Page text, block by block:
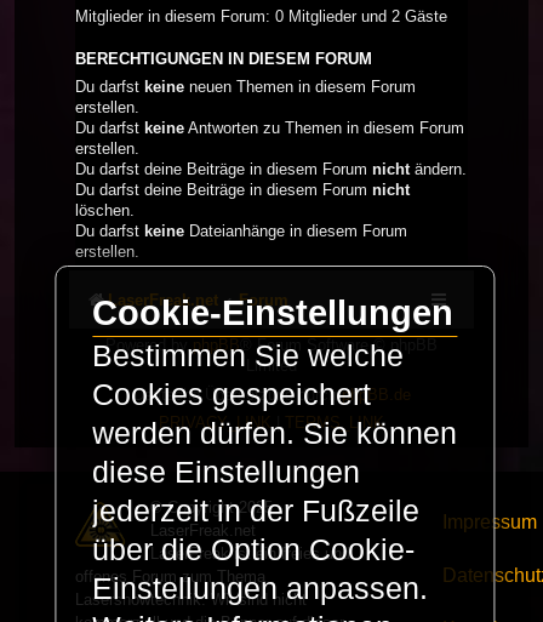
Mitglieder in diesem Forum: 0 Mitglieder und 2 Gäste
BERECHTIGUNGEN IN DIESEM FORUM
Du darfst keine neuen Themen in diesem Forum
erstellen.
Du darfst keine Antworten zu Themen in diesem Forum
erstellen.
Du darfst deine Beiträge in diesem Forum nichtändern.
Du darfst deine Beiträge in diesem Forum nicht
löschen.
Du darfst keine Dateianhänge in diesem Forum
erstellen.
LaserFreak.net Forum
Powered by phpBB
® Forum Software © phpBB
Limited
Deutsche Übersetzung durchphpBB.de
PRIVACY_LINK| TERMS_LINK
© Copyright 2025 -
LaserFreak.net
LaserFreak ist ein freies und
offenes Forum zum Thema
Lasershowtechnik. Wir sind nicht
Impressum
Cookie-Einstellungen
Bestimmen Sie welche
Cookies gespeichert
werden dürfen. Sie können
diese Einstellungen
jederzeit in der Fußzeile
über die Option Cookie-
Einstellungen anpassen.